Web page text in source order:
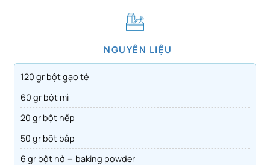
NGUYÊN LIỆU
120 gr bột gạo tẻ
60 gr bột mì
20 gr bột nếp
50 gr bột bắp
6 gr bột nở = baking powder